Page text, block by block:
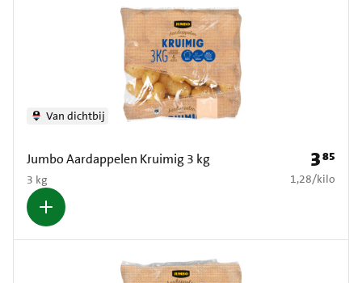
Jumbo Aardappelen Kruimig 3 kg
3 kg
Van dichtbij
Prijs: €
385
€ 1,28 per kilo
1,28/kilo